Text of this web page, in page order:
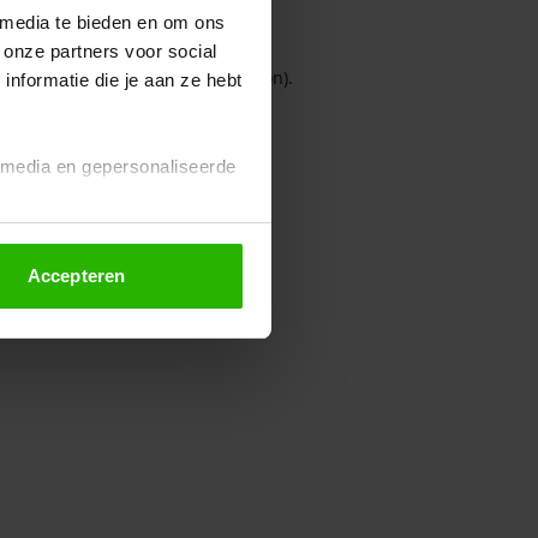
te bieden en om ons
partners voor social
die je aan ze hebt
en gepersonaliseerde
altijd wijzigen of
Accepteren
console for more information).